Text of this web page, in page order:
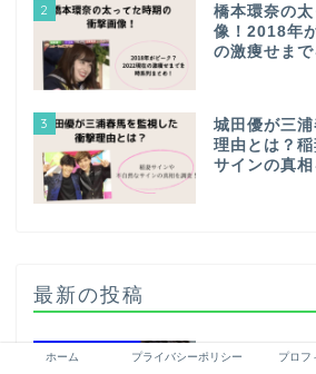
2
橋本環奈の
像！2018年
の激痩せまで
3
城田優が三
理由とは？
サインの真相
最新の投稿
平手友梨奈
ホーム プライバシーポリシー プロフ